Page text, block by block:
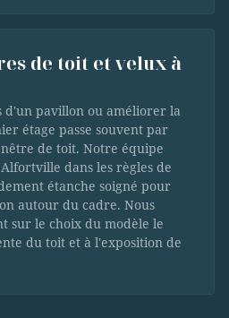
de toit et velux à
d'un pavillon ou améliorer la
étage passe souvent par
de toit. Notre équipe
dans les règles de
étanche soigné pour
autour du cadre. Nous
sur le choix du modèle le
du toit et à l'exposition de